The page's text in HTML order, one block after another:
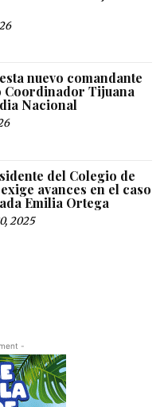
nuevo comandante
Coordinador Tijuana
Nacional
del Colegio de
avances en el caso
Emilia Ortega
2025
-